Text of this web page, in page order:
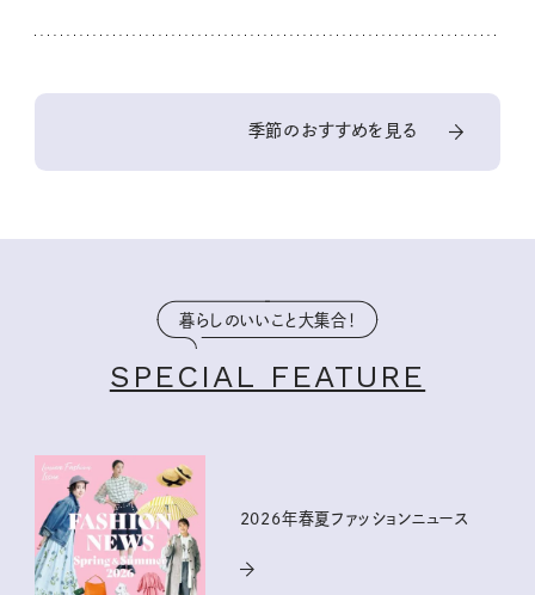
季節のおすすめを見る
暮らしのいいこと大集合！
SPECIAL FEATURE
2026年春夏ファッションニュース